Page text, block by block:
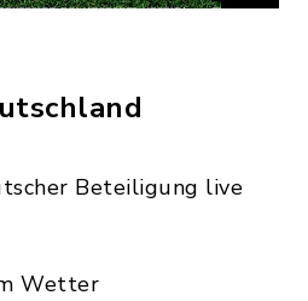
Beteiligung live
Wetter